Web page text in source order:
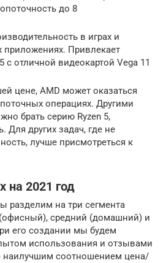
до 8
в играх и
Привлекает
с отличной видеокартой Vega 11
цене, AMD может оказаться
операциях. Другими
брать серию Ryzen 5,
Для других задач, где не
лучше присмотреться к
на 2021 год
разделим на три сегмента
средний (домашний) и
его создании мы будем
использования и отзывами
наилучшим соотношением цена/